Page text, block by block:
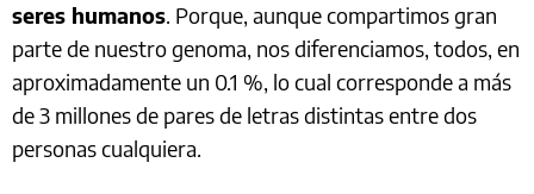
seres humanos. Porque, aunque compartimos gran
parte de nuestro genoma, nos diferenciamos, todos, en
aproximadamente un 0.1 %, lo cual corresponde a más
de 3 millones de pares de letras distintas entre dos
personas cualquiera.